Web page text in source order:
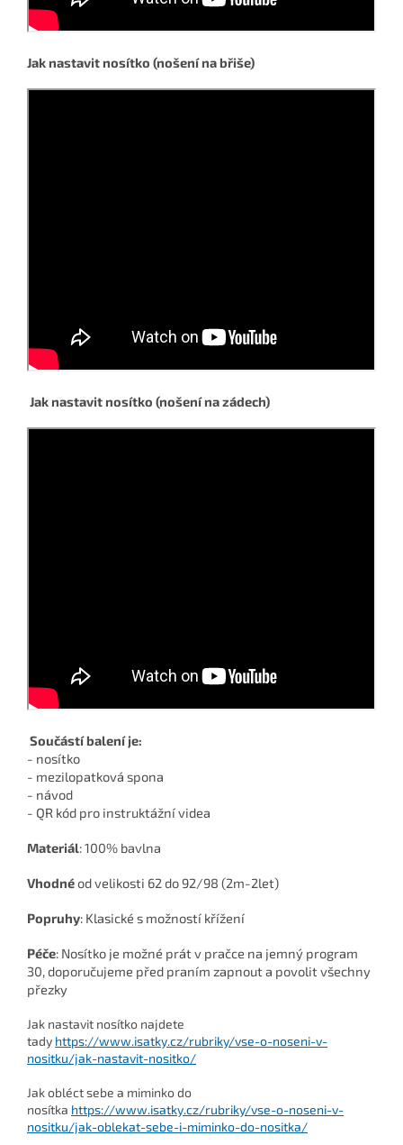
Jak nastavit nosítko (nošení na břiše)
Jak nastavit nosítko (nošení na zádech)
Součástí balení je:
- nosítko
- mezilopatková spona
- návod
- QR kód pro instruktážní videa
Materiál: 100% bavlna
Vhodnéod velikosti 62 do 92/98 (2m-2let)
Popruhy: Klasické s možností křížení
Péče: Nosítko je možné prát v pračce na jemný program
30, doporučujeme před praním zapnout a povolit všechny
přezky
Jak nastavit nosítko najdete
tady https://www.isatky.cz/rubriky/vse-o-noseni-v-
nositku/jak-nastavit-nositko/
Jak obléct sebe a miminko do
nosítka https://www.isatky.cz/rubriky/vse-o-noseni-v-
nositku/jak-oblekat-sebe-i-miminko-do-nositka/